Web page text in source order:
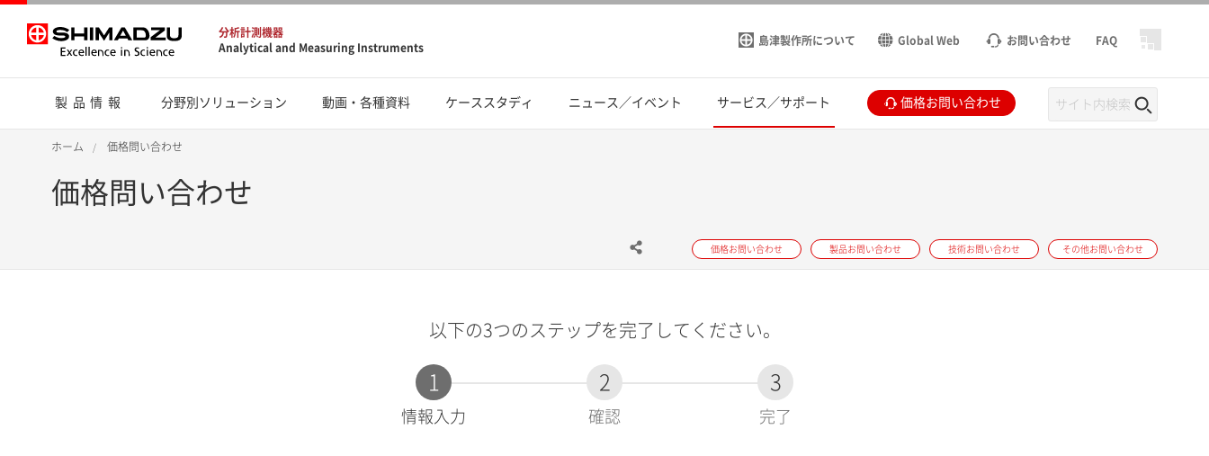
分析計測機器
Analytical and Measuring Instruments
島津製作所について Global Web お問い合わせ FAQ
製品情報 分野別ソリューション 動画・各種資料 ケーススタディ ニュース／イベント サービス／サポート 価格お問い合わせ
ホーム 価格問い合わせ
価格問い合わせ
価格お問い合わせ 製品お問い合わせ 技術お問い合わせ その他お問い合わせ
以下の3つのステップを完了してください。
1
現
情報入力
2
確認
3
完了